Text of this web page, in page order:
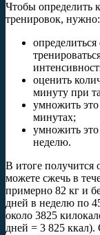
Чтобы определить
тренировок, нужно:
оценить
минуту при
умножить это
минутах;
умножить это
неделю.
В итоге получится
можете сжечь в
примерно 82 кг и
дней в неделю по
около 3825
дней = 3 825 ккал).